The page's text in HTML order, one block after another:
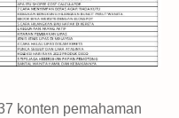
konten pemahaman